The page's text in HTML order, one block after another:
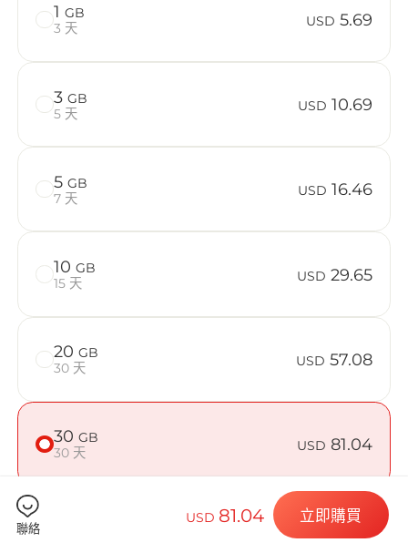
如何享受
在 French
Billion
選擇您的目的
安裝您的
1 GB
3 天
USD 5.69
3 GB
5 天
USD 10.69
5 GB
7 天
USD 16.46
10 GB
15 天
USD 29.65
20 GB
30 天
USD 57.08
30 GB
30 天
USD 81.04
125.07
聯絡
USD 81.04 立即購買